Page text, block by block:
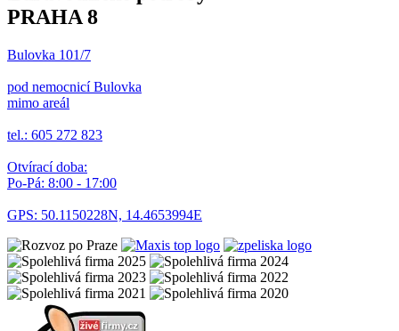
PRAHA 8
Bulovka 101/7
pod nemocnicí Bulovka
mimo areál
tel.: 605 272 823
Otvírací doba:
Po-Pá: 8:00 - 17:00
GPS: 50.1150228N, 14.4653994E